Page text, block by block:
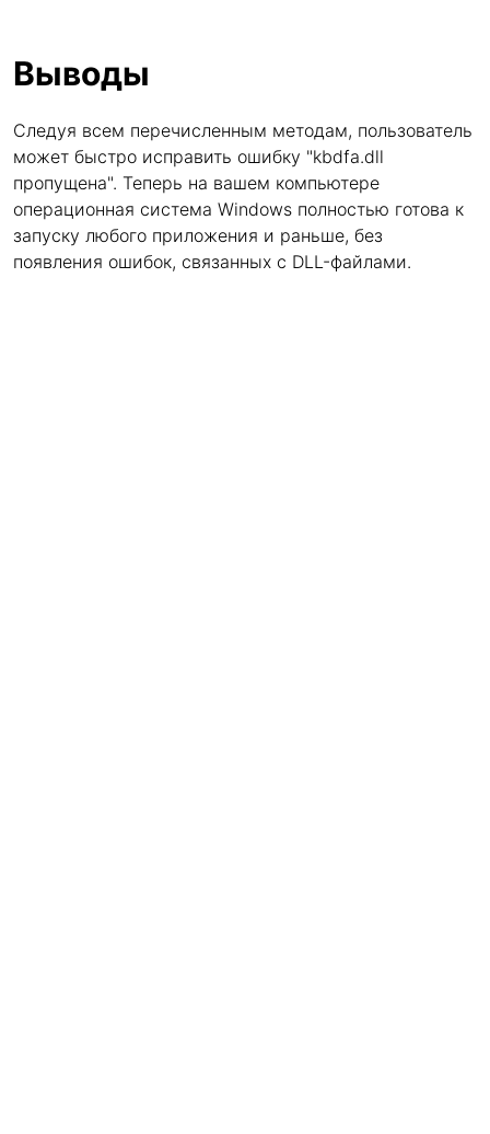
Выводы
Следуя всем перечисленным методам, пользователь
может быстро исправить ошибку "kbdfa.dll
пропущена". Теперь на вашем компьютере
операционная система Windows полностью готова к
запуску любого приложения и раньше, без
появления ошибок, связанных с DLL-файлами.